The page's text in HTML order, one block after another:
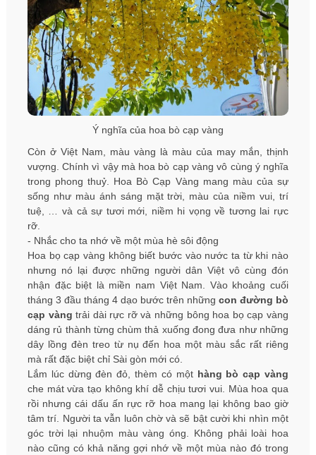
Ý nghĩa của hoa bò cạp vàng
Còn ở Việt Nam, màu vàng là màu của may mắn, thịnh
vượng. Chính vì vậy mà hoa bò cạp vàng vô cùng ý nghĩa
trong phong thuỷ. Hoa Bò Cạp Vàng mang màu của sự
sống như màu ánh sáng mặt trời, màu của niềm vui, trí
tuệ, … và cả sự tươi mới, niềm hi vọng về tương lai rực
rỡ.
- Nhắc cho ta nhớ về một mùa hè sôi động
Hoa bọ cạp vàng không biết bước vào nước ta từ khi nào
nhưng nó lại được những người dân Việt vô cùng đón
nhận đặc biệt là miền nam Việt Nam. Vào khoảng cuối
tháng 3 đầu tháng 4 dạo bước trên nhữngcon đường bò
cạp vàng trải dài rực rỡ và những bông hoa bọ cạp vàng
dáng rủ thành từng chùm thả xuống đong đưa như những
dây lồng đèn treo từ nụ đến hoa một màu sắc rất riêng
mà rất đặc biệt chỉ Sài gòn mới có.
Lắm lúc dừng đèn đỏ, thèm có một hàng bò cạp vàng
che mát vừa tạo không khí dễ chịu tươi vui. Mùa hoa qua
rồi nhưng cái dấu ấn rực rỡ hoa mang lại không bao giờ
tâm trí. Người ta vẫn luôn chờ và sẽ bật cười khi nhìn một
góc trời lại nhuộm màu vàng óng. Không phải loài hoa
nào cũng có khả năng gợi nhớ về một mùa nào đó trong